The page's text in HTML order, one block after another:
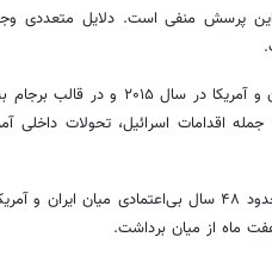
پرسش منفی است. دلایل متعددی
نخست اینکه نباید فراموش کنیم
اقدامات اسرائیل، تحولات داخلی
از سوی دیگر، نباید فراموش کرد که حدود ۴۸ سال
ماه از میان برداشت.